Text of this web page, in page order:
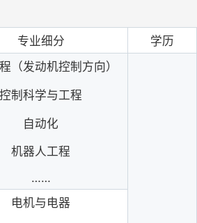
专业细分 学历
（发动机控制方向）
控制科学与工程
自动化
机器人工程
……
电机与电器